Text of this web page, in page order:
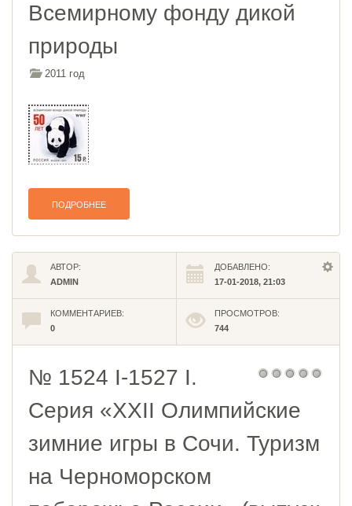
Всемирному фонду дикой
природы
2011 год
ПОДРОБНЕЕ
АВТОР:
ADMIN
ДОБАВЛЕНО:
17-01-2018, 21:03
КОММЕНТАРИЕВ:
0
ПРОСМОТРОВ:
744
№ 1524 I-1527 I.
Серия «XXII Олимпийские
зимние игры в Сочи. Туризм
на Черноморском